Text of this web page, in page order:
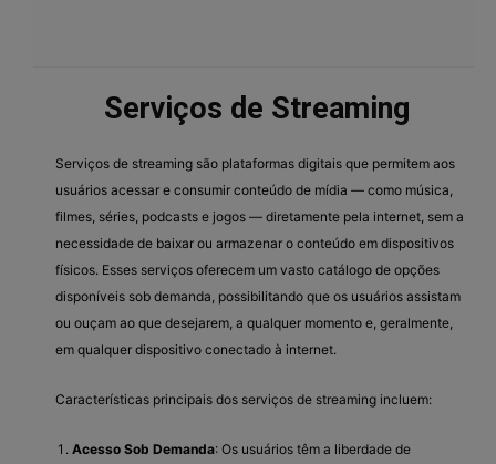
Serviços de Streaming
Serviços de streaming são plataformas digitais que permitem aos
usuários acessar e consumir conteúdo de mídia — como música,
filmes, séries, podcasts e jogos — diretamente pela internet, sem a
necessidade de baixar ou armazenar o conteúdo em dispositivos
físicos. Esses serviços oferecem um vasto catálogo de opções
disponíveis sob demanda, possibilitando que os usuários assistam
ou ouçam ao que desejarem, a qualquer momento e, geralmente,
em qualquer dispositivo conectado à internet.
Características principais dos serviços de streaming incluem:
Acesso Sob Demanda: Os usuários têm a liberdade de